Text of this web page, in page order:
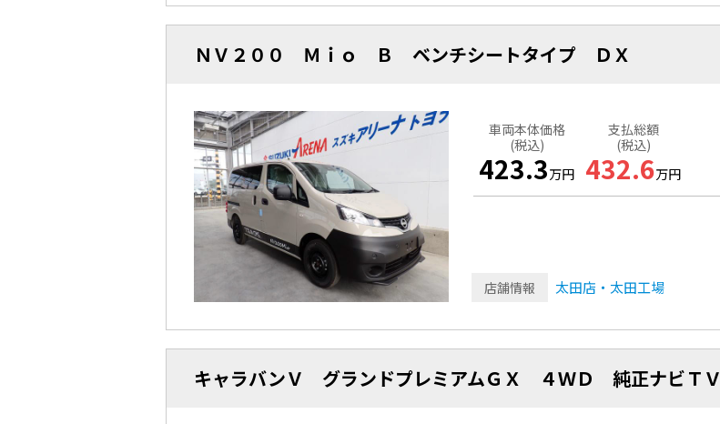
ＮＶ２００ Ｍｉｏ Ｂ ベンチシートタイプ ＤＸ
車両本体価格
(税込)
423.3万円
支払総額
(税込)
432.6万円
店舗情報 太田店・太田工場
キャラバンＶ グランドプレミアムＧＸ ４ＷＤ 純正ナビＴＶ